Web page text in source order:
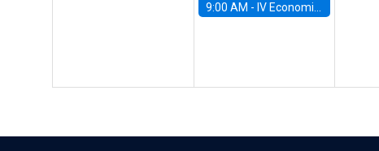
9:00 AM - IV Economics Alumni Workshop